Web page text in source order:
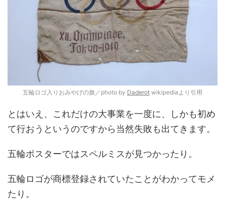
五輪ロゴ入りおみやげの旗／photo by Daderot wikipediaより引用
とはいえ、これだけの大事業を一度に、しかも初め
て行おうというのですから当然失敗も出てきます。
五輪ポスターではスペルミスが見つかったり。
五輪ロゴが商標登録されていたことがわかってモメ
たり。